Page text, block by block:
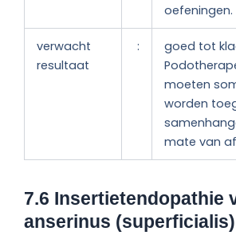
oefeningen.
verwacht
resultaat
:
goed tot
moeten
worden
mate van
7.6 Insertietendopathie
anserinus (superficialis)